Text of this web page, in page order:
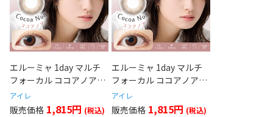
エルーミャ 1day マルチ
フォーカル ココアノア
(ADD+1.50)
アイレ
1,815円
エルーミャ 1day マルチ
フォーカル ココアノア
(ADD+0.75)
アイレ
1,815円